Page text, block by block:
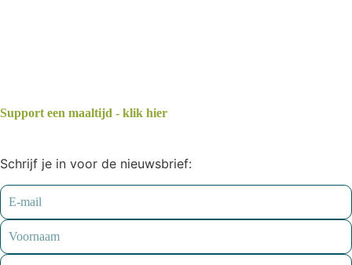
Support een maaltijd - klik hier
Schrijf je in voor de nieuwsbrief: